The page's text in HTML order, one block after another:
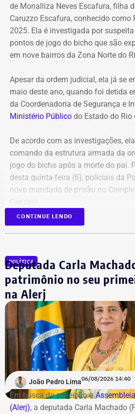
*Com informações do Diário do Rio.
de Monalliza Neves Escafura, filha
Caruzzo Escafura, conhecido como
2025. Ela é investigada por
pontos de jogo do bicho que são
em nove bairros da Zona Norte do
Apesar da ordem judicial, ela já se
maio deste ano, quando foi detida
da Coordenadoria de Segurança e
Ministério Público do Estado do Rio
De acordo com as investigações,
comando da estrutura armada da
jogo do bicho após a morte do pai.
desta quinta-feira (6), policiais da
novo mandado de prisão no
Além dela, outros 12 réus foram
Teixeira, da 3ª Vara Especializada
Criminosa do Tribunal de Justiça do
*Com informações do g1
CONTINUE LENDO
POLÍTICA
Deputada Carla
patrimônio no seu
na Alerj
João Pedro Lima06/08/2026 14:40
Em busca da reeleição à
(Alerj), a deputada Carla Machado